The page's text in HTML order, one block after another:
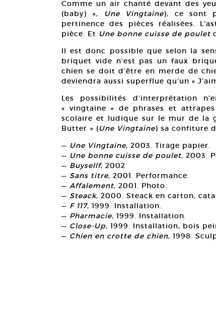
Comme un air chanté devant des
(baby) »,
Une Vingtaine), ce sont
pertinence des pièces réalisées.
pièce. Et Une bonne cuisse de poulet
Il est donc possible que selon la
briquet vide n’est pas un faux
chien se doit d’être en merde de
deviendra aussi superflue qu’un «
Les possibilités d’interprétation
« vingtaine » de phrases et
scolaire et ludique sur le mur de la
Butter » (Une Vingtaine) sa confiture
— Une Vingtaine, 2003. Tirage papier.
— Une bonne cuisse de poulet, 2003.
— Buysellf, 2002
— Sans titre, 2001. Performance.
— Affalement, 2001. Photo.
— Steack, 2000. Steack en carton,
— F 117, 1999. Installation.
— Pharmacie, 1999. Installation.
— Close-Up, 1999. Installation, bois
— Chien en crotte de chien, 1998.